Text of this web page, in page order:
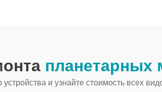
планетарных
и узнайте стоимость всех